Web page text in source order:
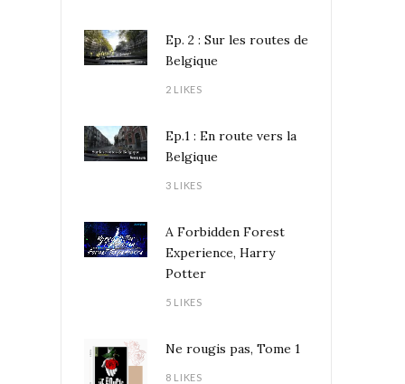
Ep. 2 : Sur les routes de
Belgique
2 LIKES
Ep.1 : En route vers la
Belgique
3 LIKES
A Forbidden Forest
Experience, Harry
Potter
5 LIKES
Ne rougis pas, Tome 1
8 LIKES